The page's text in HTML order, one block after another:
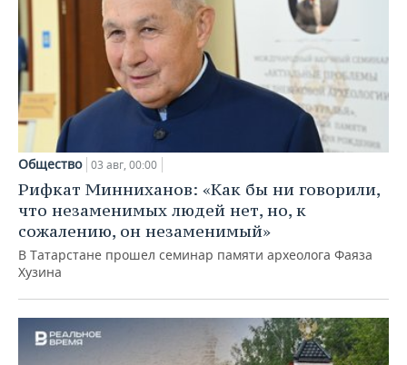
Общество 03 авг, 00:00
Рифкат Минниханов: «Как бы ни говорили,
что незаменимых людей нет, но, к
сожалению, он незаменимый»
В Татарстане прошел семинар памяти археолога Фаяза
Хузина